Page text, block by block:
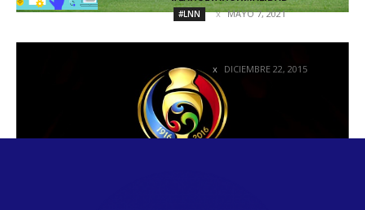
#LNN MAYO 7, 2021
NOTICIAS DICIEMBRE 22, 2015